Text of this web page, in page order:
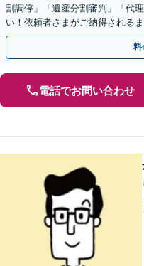
割調停」「遺産分割審判」「代
い！依頼者さまがご納得される
掛けています【土日祝／夜間対
料
電話でお問い合わせ